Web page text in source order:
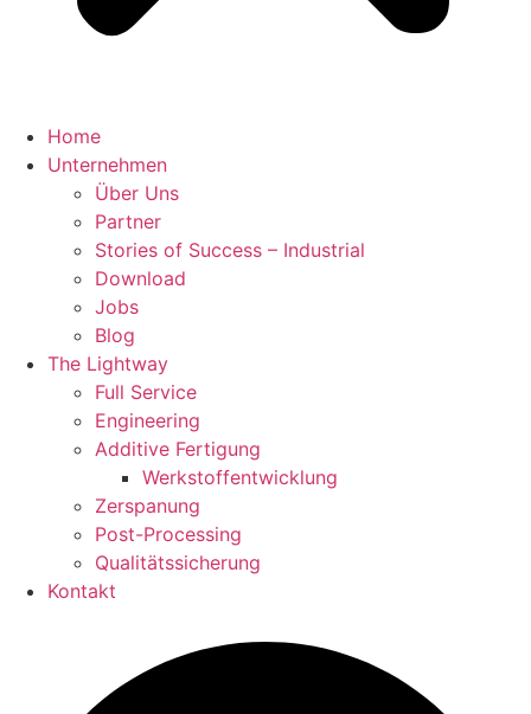
Home
Unternehmen
Über Uns
Partner
Stories of Success – Industrial
Download
Jobs
Blog
The Lightway
Full Service
Engineering
Additive Fertigung
Werkstoffentwicklung
Zerspanung
Post-Processing
Qualitätssicherung
Kontakt